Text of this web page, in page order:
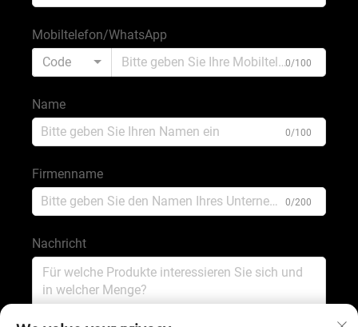
Mobiltelefon/WhatsApp
Code
0/100
Name
0/100
Firmenname
0/200
Nachricht